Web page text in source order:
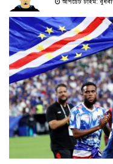
আপডেট টাইম: